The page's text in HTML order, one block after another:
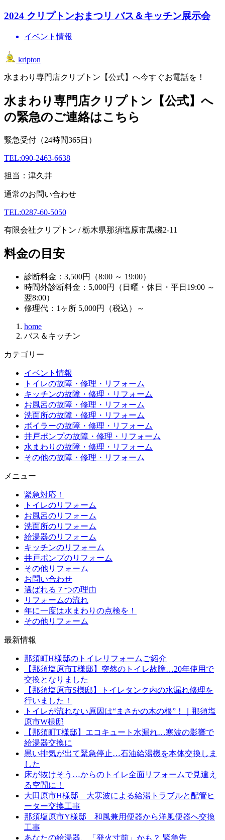
2024 クリプトンおまつリ バス＆キッチン展示会
イベント情報
kripton
水まわり専門店クリプトン【公式】へ今すぐお電話を！
水まわり専門店クリプトン【公式】へ
の緊急のご連絡はこちら
緊急受付 （24時間365日）
TEL:090-2463-6638
担当：津久井
通常のお問い合わせ
TEL:0287-60-5050
有限会社クリプトン / 栃木県那須塩原市黒磯2-11
料金の目安
診断料金：3,500円（8:00 ～ 19:00）
時間外診断料金：5,000円（日曜・休日・平日19:00 ～
翌8:00）
修理代：1ヶ所 5,000円（税込）～
home
バス＆キッチン
カテゴリー
イベント情報
トイレの故障・修理・リフォーム
キッチンの故障・修理・リフォーム
お風呂の故障・修理・リフォーム
洗面所の故障・修理・リフォーム
ボイラーの故障・修理・リフォーム
井戸ポンプの故障・修理・リフォーム
水まわりの故障・修理・リフォーム
その他の故障・修理・リフォーム
メニュー
緊急対応！
トイレのリフォーム
お風呂のリフォーム
洗面所のリフォーム
給湯器のリフォーム
キッチンのリフォーム
井戸ポンプのリフォーム
その他リフォーム
お問い合わせ
選ばれる７つの理由
リフォームの流れ
年に一度は水まわりの点検を！
その他リフォーム
最新情報
那須町H様邸のトイレリフォームご紹介
【那須塩原市T様邸】突然のトイレ故障…20年使用で
交換となりました
【那須塩原市S様邸】トイレタンク内の水漏れ修理を
行いました！
トイレが流れない原因は“まさかの木の根”！｜那須塩
原市W様邸
【那須町T様邸】エコキュート水漏れ…寒波の影響で
給湯器交換に
黒い排気が出て緊急停止…石油給湯機を本体交換しま
した
床が抜けそう…からのトイレ全面リフォームで見違え
る空間に！
大田原市H様邸 大寒波による給湯トラブルと配管ヒ
ーター交換工事
那須塩原市Y様邸 和風兼用便器から洋風便器へ交換
工事
あなたの給湯器、「発火寸前」かも？ 緊急告